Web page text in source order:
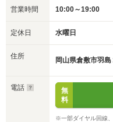
営業時間 10:00～19:00
定休日 水曜日
住所 岡山県倉敷市羽島
電話
無
料
※一部ダイヤル回線
いいえ